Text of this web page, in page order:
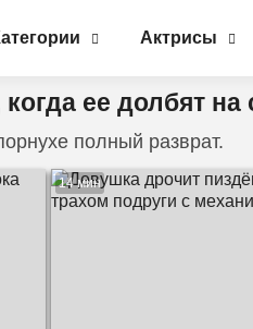
Актрисы
ее долбят на
полный разврат.
14 мин